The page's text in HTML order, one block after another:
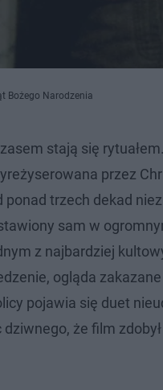
Bożego Narodzenia
stają się rytuałem.
przez
ponad trzech dekad
sam w
z najbardziej
ogląda
pojawia się duet
że film